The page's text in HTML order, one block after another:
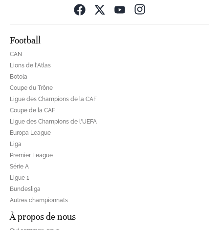
Football
CAN
Lions de l'Atlas
Botola
Coupe du Trône
Ligue des Champions de la CAF
Coupe de la CAF
Ligue des Champions de l'UEFA
Europa League
Liga
Premier League
Série A
Ligue 1
Bundesliga
Autres championnats
À propos de nous